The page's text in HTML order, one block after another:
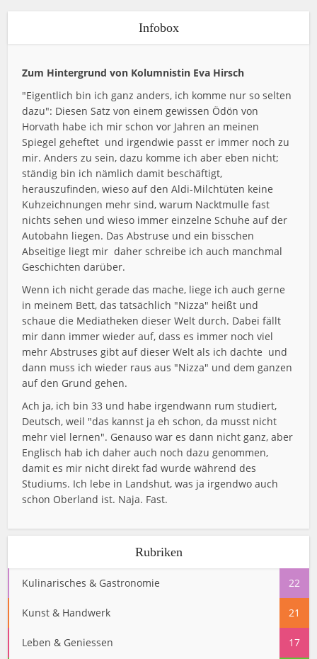
Infobox
Zum Hintergrund von Kolumnistin Eva Hirsch
"Eigentlich bin ich ganz anders, ich komme nur so selten
dazu": Diesen Satz von einem gewissen Ödön von
Horvath habe ich mir schon vor Jahren an meinen
Spiegel geheftet  und irgendwie passt er immer noch zu
mir. Anders zu sein, dazu komme ich aber eben nicht;
ständig bin ich nämlich damit beschäftigt,
herauszufinden, wieso auf den Aldi-Milchtüten keine
Kuhzeichnungen mehr sind, warum Nacktmulle fast
nichts sehen und wieso immer einzelne Schuhe auf der
Autobahn liegen. Das Abstruse und ein bisschen
Abseitige liegt mir  daher schreibe ich auch manchmal
Geschichten darüber.
Wenn ich nicht gerade das mache, liege ich auch gerne
in meinem Bett, das tatsächlich "Nizza" heißt und
schaue die Mediatheken dieser Welt durch. Dabei fällt
mir dann immer wieder auf, dass es immer noch viel
mehr Abstruses gibt auf dieser Welt als ich dachte  und
dann muss ich wieder raus aus "Nizza" und dem ganzen
auf den Grund gehen.
Ach ja, ich bin 33 und habe irgendwann rum studiert,
Deutsch, weil "das kannst ja eh schon, da musst nicht
mehr viel lernen". Genauso war es dann nicht ganz, aber
Englisch hab ich daher auch noch dazu genommen,
damit es mir nicht direkt fad wurde während des
Studiums. Ich lebe in Landshut, was ja irgendwo auch
schon Oberland ist. Naja. Fast.
Rubriken
Kulinarisches & Gastronomie 22
Kunst & Handwerk 21
Leben & Geniessen 17